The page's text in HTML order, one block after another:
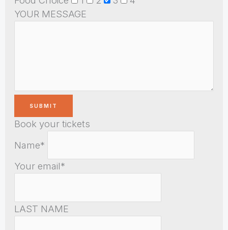
YOUR MESSAGE
Book your tickets
Name*
Your email*
LAST NAME